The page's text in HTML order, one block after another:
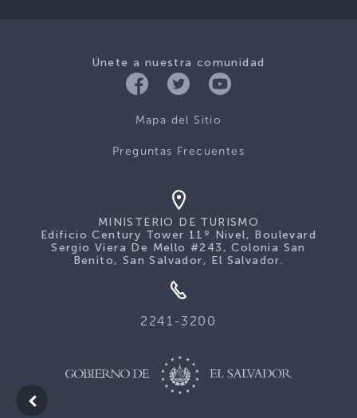
Únete a nuestra comunidad
Mapa del Sitio
Preguntas Frecuentes
MINISTERIO DE TURISMO
Edificio Century Tower 11º Nivel, Boulevard
Sergio Viera De Mello #243, Colonia San
Benito, San Salvador, El Salvador.
2241-3200